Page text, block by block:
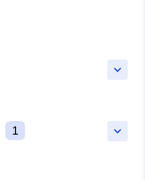
keyboard_arrow_down
keyboard_arrow_down
1